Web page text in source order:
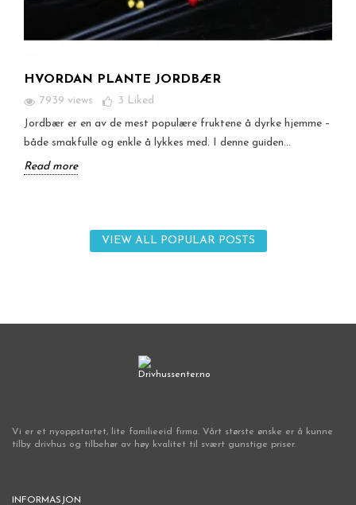
HVORDAN PLANTE JORDBÆR
7939 views 3 Liked
Jordbær er en av de mest populære fruktene å dyrke hjemme –
både smakfulle og enkle å lykkes med. I denne guiden...
Read more
VIEW ALL POPULAR POSTS
Vi er et nyoppstartet, lite familieeid firma. Vårt største ønske er å kunne
tilby drivhus og tilbehør av høy kvalitet til svært gunstige priser.
INFORMASJON